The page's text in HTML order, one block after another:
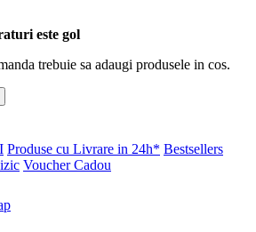
este gol
trebuie sa adaugi produsele in cos.
Produse cu Livrare in 24h* Bestsellers
Voucher Cadou